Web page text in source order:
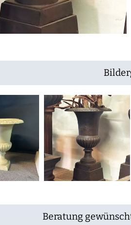
Beratung